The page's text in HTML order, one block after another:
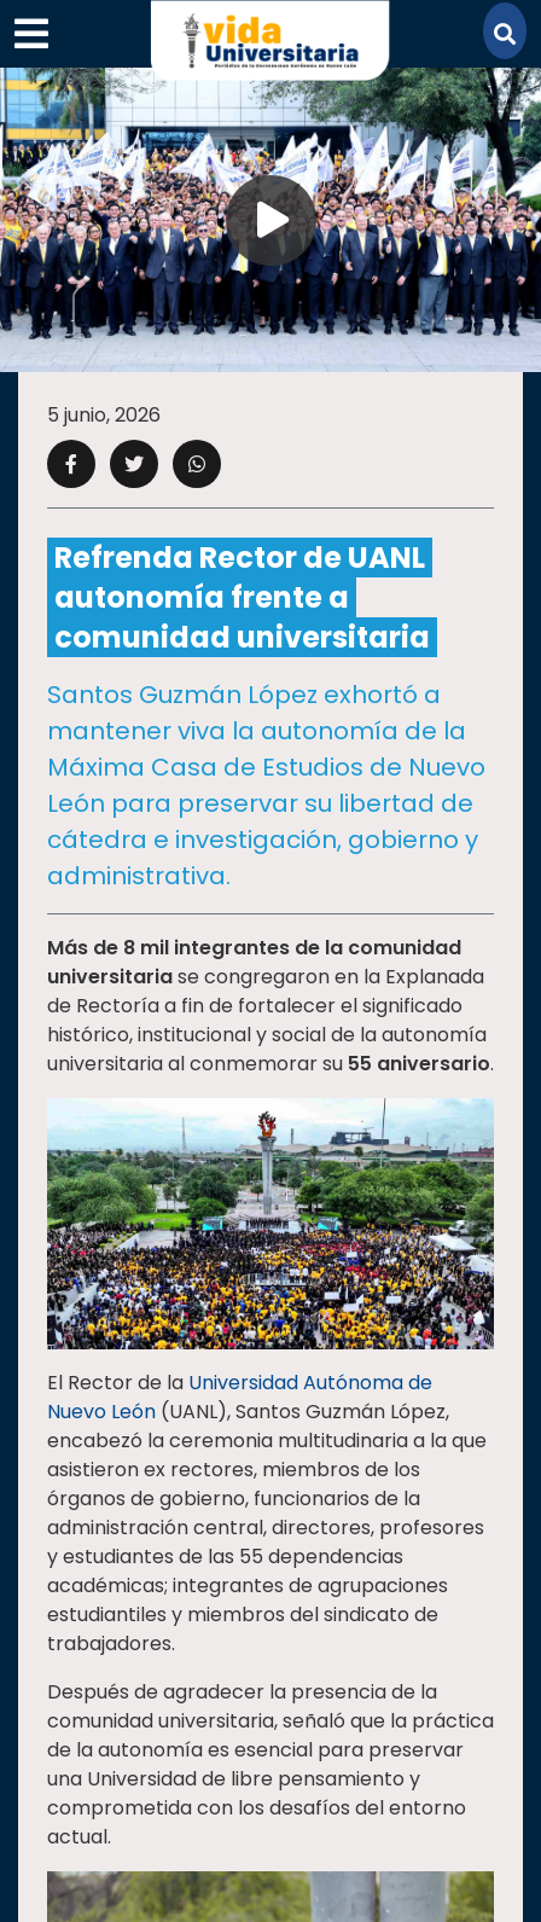
×
SECCIONES
ACADEMIA
CAMPUS UANL
CULTURA
DEPORTES
I+D+IEXPERTOS
SALUD
SUSTENTABILIDAD
TEMAS
Oferta
educativa
Estudiantes
Rectoría
Investigación
Internacionalización
Responsabilidad
social
Vinculación
Historia
Universiada
Nacional
5 junio, 2026
Refrenda Rector de UANL
autonomía frente a
comunidad universitaria
Santos Guzmán López exhortó a
mantener viva la autonomía de la
Máxima Casa de Estudios de Nuevo
León para preservar su libertad de
cátedra e investigación, gobierno y
administrativa.
Más de 8 mil integrantes de la comunidad
universitariase congregaron en la Explanada
de Rectoría a fin de fortalecer el significado
histórico, institucional y social de la autonomía
universitaria al conmemorar su 55 aniversario.
El Rector de la Universidad Autónoma de
Nuevo León (UANL), Santos Guzmán López,
encabezó la ceremonia multitudinaria a la que
asistieron ex rectores, miembros de los
órganos de gobierno, funcionarios de la
administración central, directores, profesores
y estudiantes de las 55 dependencias
académicas; integrantes de agrupaciones
estudiantiles y miembros del sindicato de
trabajadores.
Después de agradecer la presencia de la
comunidad universitaria, señaló que la práctica
de la autonomía es esencial para preservar
una Universidad de libre pensamiento y
comprometida con los desafíos del entorno
actual.